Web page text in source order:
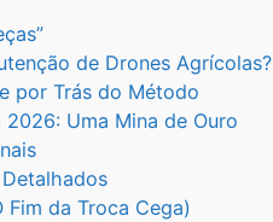
de Drones Agrícolas?
por Trás do Método
Uma Mina de Ouro
Fim da Troca Cega)